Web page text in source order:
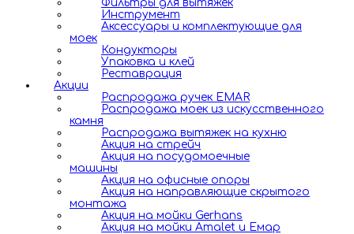
Фильтры для вытяжек
Инструмент
Аксессуары и комплектующие для
моек
Кондукторы
Упаковка и клей
Реставрация
Акции
Распродажа ручек EMAR
Распродажа моек из искусственного
камня
Распродажа вытяжек на кухню
Акция на стрейч
Акция на посудомоечные
машины
Акция на офисные опоры
Акция на направляющие скрытого
монтажа
Акция на мойки Gerhans
Акция на мойки Amalet и Емар